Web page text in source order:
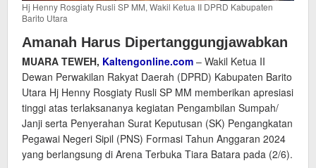
Hj Henny Rosgiaty Rusli SP MM, Wakil Ketua II DPRD Kabupaten
Barito Utara
Amanah Harus Dipertanggungjawabkan
MUARA TEWEH, Kaltengonline.com – Wakil Ketua II
Dewan Perwakilan Rakyat Daerah (DPRD) Kabupaten Barito
Utara Hj Henny Rosgiaty Rusli SP MM memberikan apresiasi
tinggi atas terlaksananya kegiatan Pengambilan Sumpah/
Janji serta Penyerahan Surat Keputusan (SK) Pengangkatan
Pegawai Negeri Sipil (PNS) Formasi Tahun Anggaran 2024
yang berlangsung di Arena Terbuka Tiara Batara pada (2/6).